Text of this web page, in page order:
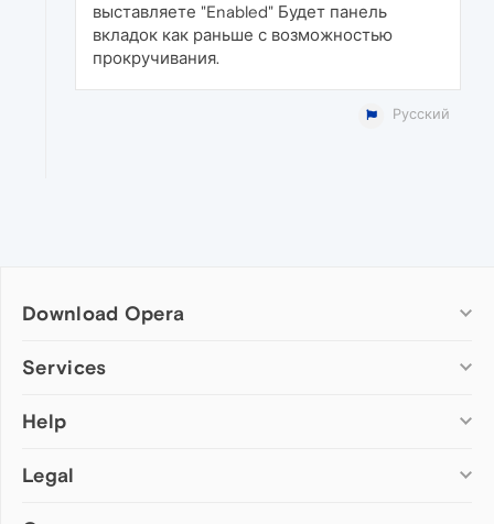
выставляете "Enabled" Будет панель
вкладок как раньше с возможностью
прокручивания.
Русский
Download Opera
Computer browsers
Opera for Mac
Opera beta version
Services
Add-ons
Wallpapers
Help
Help & support
Legal